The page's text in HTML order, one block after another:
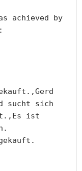
achieved by
sucht sich
ist